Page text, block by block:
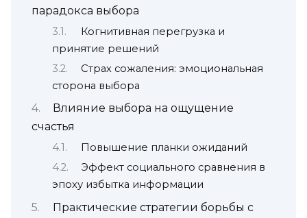
парадокса выбора
Когнитивная перегрузка и
принятие решений
Страх сожаления: эмоциональная
сторона выбора
Влияние выбора на ощущение
счастья
Повышение планки ожиданий
Эффект социального сравнения в
эпоху избытка информации
Практические стратегии борьбы с